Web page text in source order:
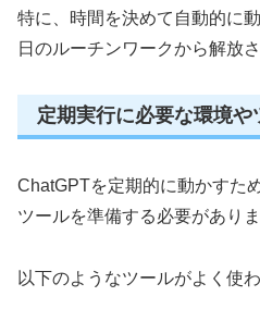
特に、時間を決めて自動的に
日のルーチンワークから解放
定期実行に必要な環境や
ChatGPTを定期的に動かすた
ツールを準備する必要がありま
以下のようなツールがよく使わ